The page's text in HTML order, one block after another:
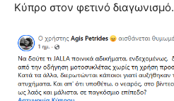
Κύπρο στον φετινό διαγωνισμό.